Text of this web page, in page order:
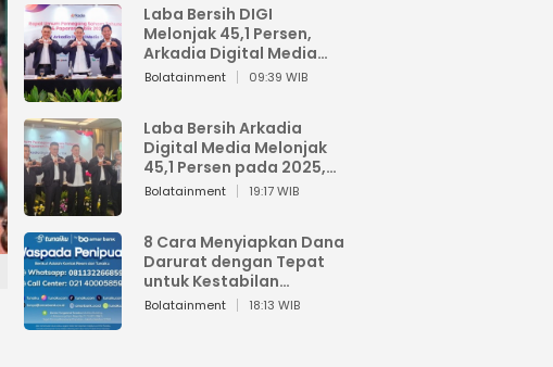
Laba Bersih DIGI
Melonjak 45,1 Persen,
Arkadia Digital Media
Perkuat Bisnis AI dan
Bolatainment 09:39 WIB
Laba Bersih Arkadia
Digital Media Melonjak
45,1 Persen pada 2025,
Sentuh Rp1,76 Miliar
Bolatainment 19:17 WIB
8 Cara Menyiapkan Dana
Darurat dengan Tepat
untuk Kestabilan
Keuangan
Bolatainment 18:13 WIB